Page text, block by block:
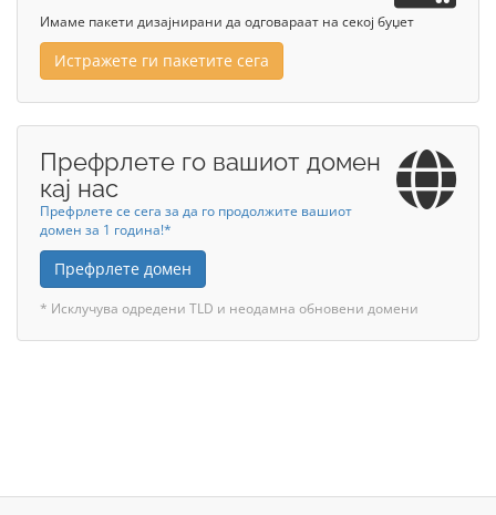
Имаме пакети дизајнирани да одговараат на секој буџет
Истражете ги пакетите сега
Префрлете го вашиот домен
кај нас
Префрлете се сега за да го продолжите вашиот
домен за 1 година!*
Префрлете домен
* Исклучува одредени TLD и неодамна обновени домени